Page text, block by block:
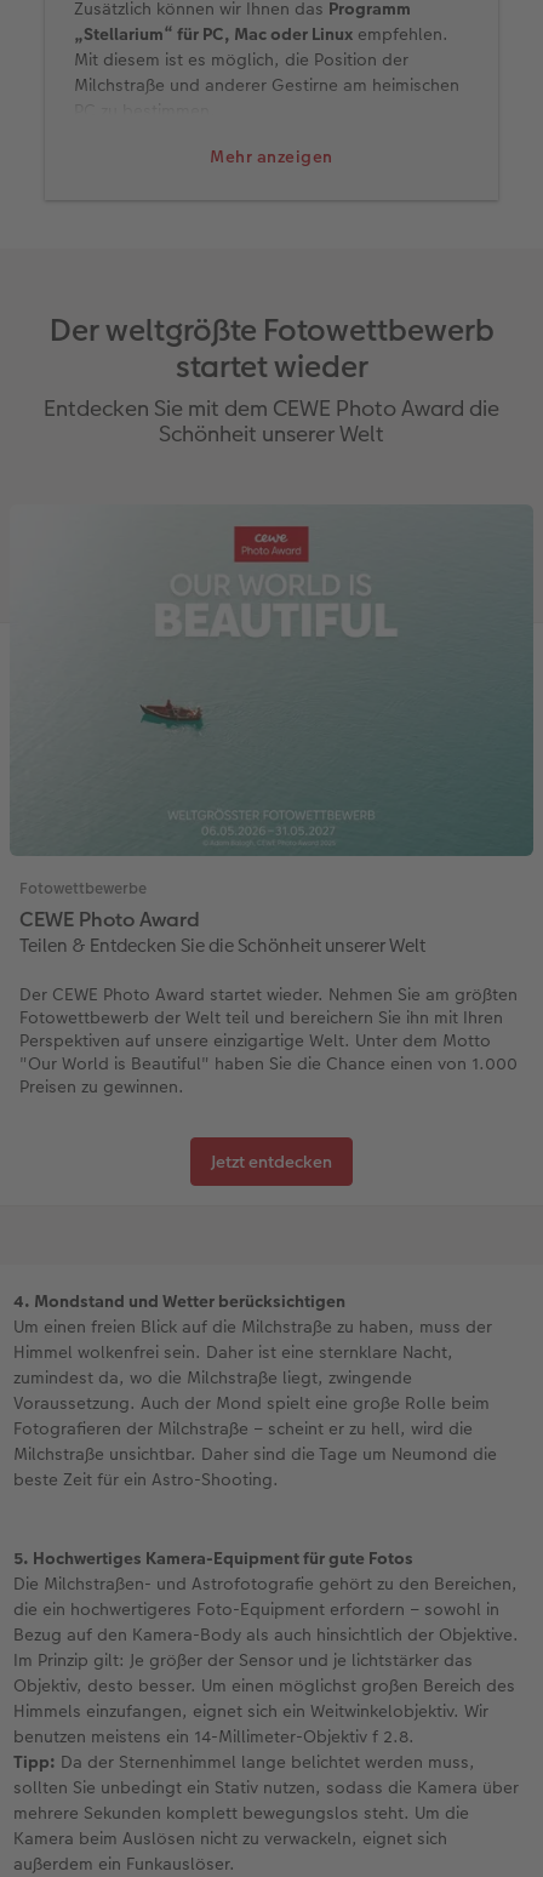
Mehr anzeigen
Zusätzlich können wir Ihnen das Programm
„Stellarium“ für PC, Mac oder Linux empfehlen.
Mit diesem ist es möglich, die Position der
Milchstraße und anderer Gestirne am heimischen
Der weltgrößte Fotowettbewerb
startet wieder
Entdecken Sie mit dem CEWE Photo Award die
Schönheit unserer Welt
Fotowettbewerbe
CEWE Photo Award
Teilen & Entdecken Sie die Schönheit unserer Welt
Der CEWE Photo Award startet wieder. Nehmen Sie am größten
Fotowettbewerb der Welt teil und bereichern Sie ihn mit Ihren
Perspektiven auf unsere einzigartige Welt. Unter dem Motto
"Our World is Beautiful" haben Sie die Chance einen von 1.000
Preisen zu gewinnen.
Jetzt entdecken
4. Mondstand und Wetter berücksichtigen
Um einen freien Blick auf die Milchstraße zu haben, muss der
Himmel wolkenfrei sein. Daher ist eine sternklare Nacht,
zumindest da, wo die Milchstraße liegt, zwingende
Voraussetzung. Auch der Mond spielt eine große Rolle beim
Fotografieren der Milchstraße – scheint er zu hell, wird die
Milchstraße unsichtbar. Daher sind die Tage um Neumond die
beste Zeit für ein Astro-Shooting.
5. Hochwertiges Kamera-Equipment für gute Fotos
Die Milchstraßen- und Astrofotografie gehört zu den Bereichen,
die ein hochwertigeres Foto-Equipment erfordern – sowohl in
Bezug auf den Kamera-Body als auch hinsichtlich der Objektive.
Im Prinzip gilt: Je größer der Sensor und je lichtstärker das
Objektiv, desto besser. Um einen möglichst großen Bereich des
Himmels einzufangen, eignet sich ein Weitwinkelobjektiv. Wir
benutzen meistens ein 14-Millimeter-Objektiv f 2.8.
Tipp: Da der Sternenhimmel lange belichtet werden muss,
sollten Sie unbedingt ein Stativ nutzen, sodass die Kamera über
mehrere Sekunden komplett bewegungslos steht. Um die
Kamera beim Auslösen nicht zu verwackeln, eignet sich
außerdem ein Funkauslöser.